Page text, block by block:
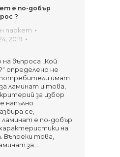
е по-добър
?
паркет
2019
въпроса „Кой
определено не
имат
за ламинат и това,
за избор
напълно
се,
е по-добър
на
Въпреки това,
за…